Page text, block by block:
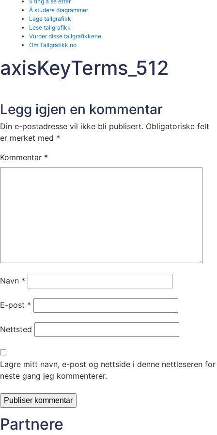
Å studere diagrammer
Lage tallgrafikk
Lese tallgrafikk
Vurder disse tallgrafikkene
Om Tallgrafikk.no
axisKeyTerms_512
Legg igjen en kommentar
Din e-postadresse vil ikke bli publisert. Obligatoriske felt
er merket med *
Kommentar *
Navn *
E-post *
Nettsted
Lagre mitt navn, e-post og nettside i denne nettleseren for
neste gang jeg kommenterer.
Partnere